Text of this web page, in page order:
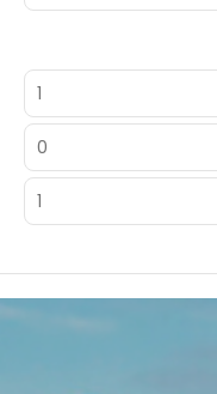
1
0
1